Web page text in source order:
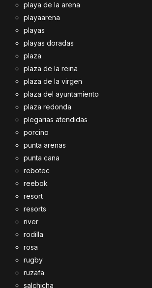
playa de la arena
playaarena
playas
playas doradas
plaza
plaza de la reina
plaza de la virgen
plaza del ayuntamiento
plaza redonda
plegarias atendidas
porcino
punta arenas
punta cana
rebotec
reebok
resort
resorts
river
rodilla
rosa
rugby
ruzafa
salchicha